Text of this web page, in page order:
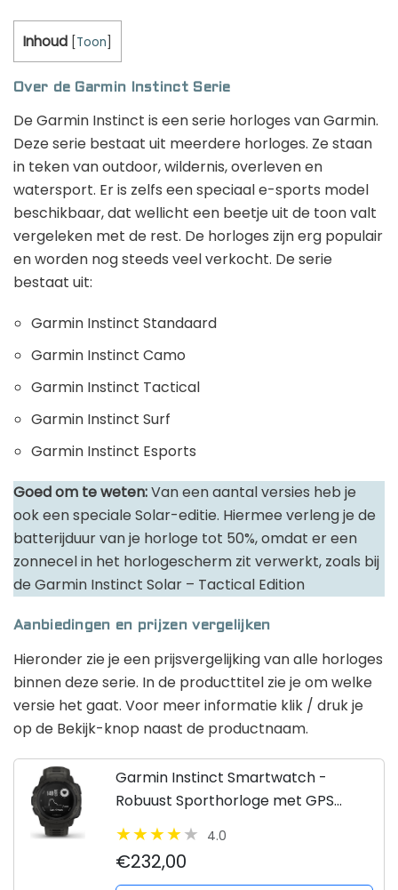
Inhoud Toon
Over de Garmin Instinct Serie
De Garmin Instinct is een serie horloges van Garmin.
Deze serie bestaat uit meerdere horloges. Ze staan
in teken van outdoor, wildernis, overleven en
watersport. Er is zelfs een speciaal e-sports model
beschikbaar, dat wellicht een beetje uit de toon valt
vergeleken met de rest. De horloges zijn erg populair
en worden nog steeds veel verkocht. De serie
bestaat uit:
Garmin Instinct Standaard
Garmin Instinct Camo
Garmin Instinct Tactical
Garmin Instinct Surf
Garmin Instinct Esports
Goed om te weten:Van een aantal versies heb je
ook een speciale Solar-editie. Hiermee verleng je de
batterijduur van je horloge tot 50%, omdat er een
zonnecel in het horlogescherm zit verwerkt, zoals bij
de Garmin Instinct Solar – Tactical Edition
Aanbiedingen en prijzen vergelijken
Hieronder zie je een prijsvergelijking van alle horloges
binnen deze serie. In de producttitel zie je om welke
versie het gaat. Voor meer informatie klik / druk je
op de Bekijk-knop naast de productnaam.
Garmin Instinct Smartwatch -
Robuust Sporthorloge met GPS
Tracker - Waterbestendig tot 100
Meter - Graphite
4.0
€232,00
Smartwatch casino’s en gok apps: alles
wat je moet weten